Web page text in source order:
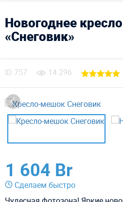
Новогоднее
«Снеговик»
ID 757 14 296
1 604 Br
Сделаем быстро